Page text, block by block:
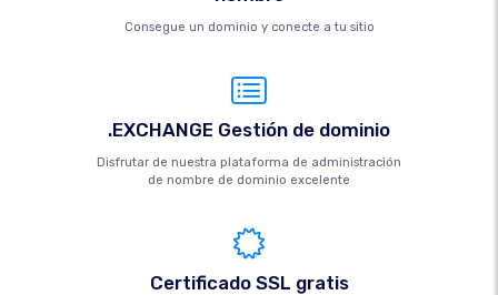
Consegue un dominio y conecte a tu sitio
.EXCHANGE Gestión de dominio
Disfrutar de nuestra plataforma de administración
de nombre de dominio excelente
Certificado SSL gratis